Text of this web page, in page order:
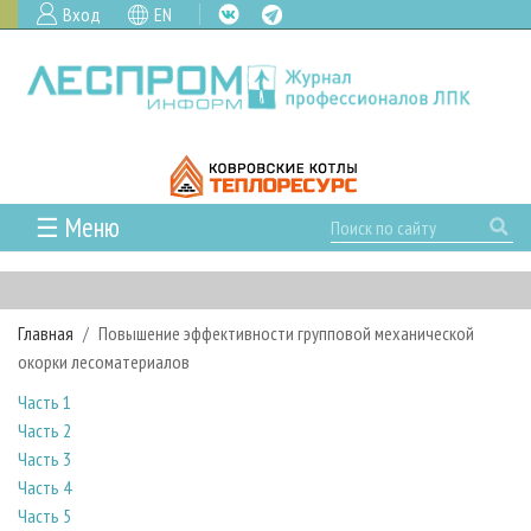
Вход EN
☰ Меню
ГЛАВНАЯ
РУБРИКИ И ТЕМЫ
РУБРИКИ ЖУРНАЛА
ЛЕСОЗАГОТОВКА
ЛЕСОПИЛЕНИЕ
ДЕРЕВООБРАБОТКА
НОВОСТИ
НОВОСТИ ЛПК
НОВОСТИ ЖУРНАЛА
НОВОСТИ КОМПАНИЙ
ПРОЕКТЫ ЛПИ
АНАЛИТИКА
ПРЕДПРИЯТИЯ ЛПК
ЛЕСНЫЕ РЕГИОНЫ РОССИИ
АРХИВ
АРХИВ ЖУРНАЛОВ
СТАТЬИ
О ЖУРНАЛЕ
ПОДПИСКА
РЕКЛАМОДАТЕЛЯМ
Главная
Повышение эффективности групповой механической
окорки лесоматериалов
Часть 1
Часть 2
Часть 3
Часть 4
Часть 5